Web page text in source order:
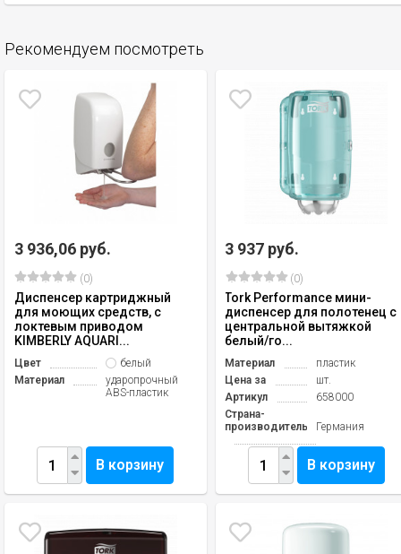
Рекомендуем посмотреть
3 936,06 руб.
(0)
Диспенсер картриджный
для моющих средств, с
локтевым приводом
KIMBERLY AQUARI...
Цвет
белый
Материал
ударопрочный
ABS-пластик
В корзину
3 937 руб.
(0)
Tork Performance мини-
диспенсер для полотенец с
центральной вытяжкой
белый/го...
Материал
пластик
Цена за
шт.
Артикул
658000
Страна-
производитель
Германия
В корзину